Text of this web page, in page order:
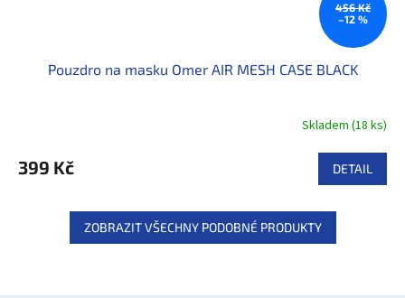
456 Kč
–12 %
Pouzdro na masku Omer AIR MESH CASE BLACK
Skladem (18 ks)
399 Kč DETAIL
ZOBRAZIT VŠECHNY PODOBNÉ PRODUKTY